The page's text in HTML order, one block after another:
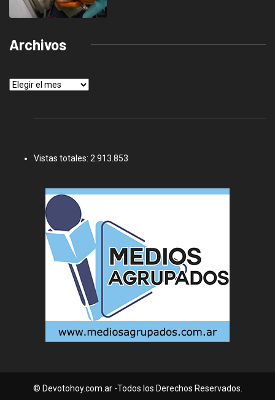
Archivos
Archivos
Vistas totales: 2.913.853
© Devotohoy.com.ar -Todos los Derechos Reservados.